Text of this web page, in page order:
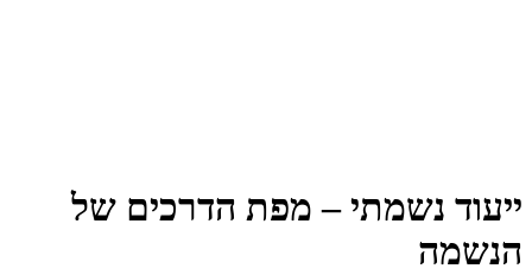
ייעוד נשמתי – מפת הדרכים של
הנשמה